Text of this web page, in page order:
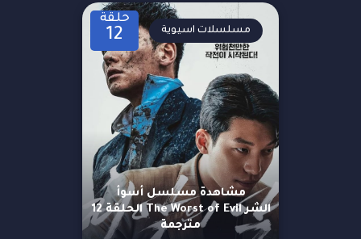
حلقة
12
مشاهدة مسلسل أسوأ
الشر The Worst of Evil الحلقة 12
مترجمة
مسلسلات اسيوية